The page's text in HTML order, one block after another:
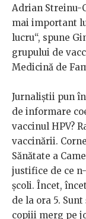
Adrian Streinu-
mai important
lucru“, spune
grupului de
Medicină de
Jurnaliștii pun
de informare
vaccinul HPV?
vaccinării.
Sănătate a
justifice de ce
școli. Încet,
de la ora 5.
copiii merg pe